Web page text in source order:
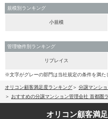
規模別ランキング
小規模
管理物件別ランキング
リプレイス
※文字がグレーの部門は当社規定の条件を満た
オリコン顧客満足度ランキング
分譲マンシ
おすすめの分譲マンション管理会社 首都圏
オリコン顧客満